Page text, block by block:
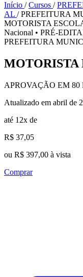
Início / Cursos /
AL / PREFEITURA
MOTORISTA
Nacional • PRÉ-
PREFEITURA
MOTORISTA
APROVAÇÃO EM 80
Atualizado em abril de
até 12x de
R$ 37,05
ou R$ 397,00 à vista
Comprar